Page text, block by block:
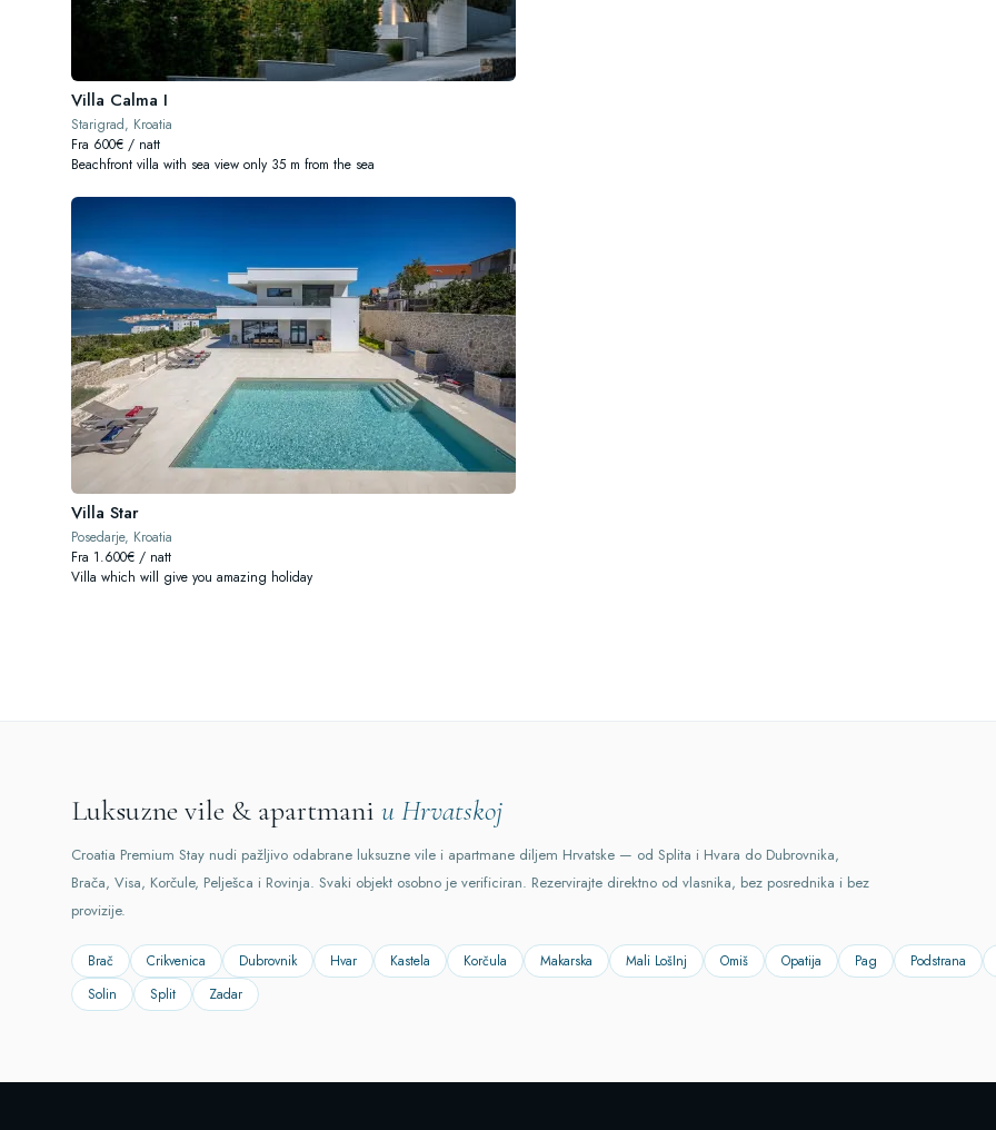
Villa Calma I
Starigrad, Kroatia
Fra 600€ / natt
Beachfront villa with sea view only 35 m from the sea
Villa Star
Posedarje, Kroatia
Fra 1.600€ / natt
Villa which will give you amazing holiday
Luksuzne vile & apartmani u Hrvatskoj
Croatia Premium Stay nudi pažljivo odabrane luksuzne vile i apartmane diljem Hrvatske — od Splita i Hvara do Dubrovnika,
Brača, Visa, Korčule, Pelješca i Rovinja. Svaki objekt osobno je verificiran. Rezervirajte direktno od vlasnika, bez posrednika i bez
provizije.
Brač Crikvenica Dubrovnik Hvar Kastela Korčula Makarska Mali LošInj Omiš Opatija Pag
Podstrana
Solin
Split Zadar